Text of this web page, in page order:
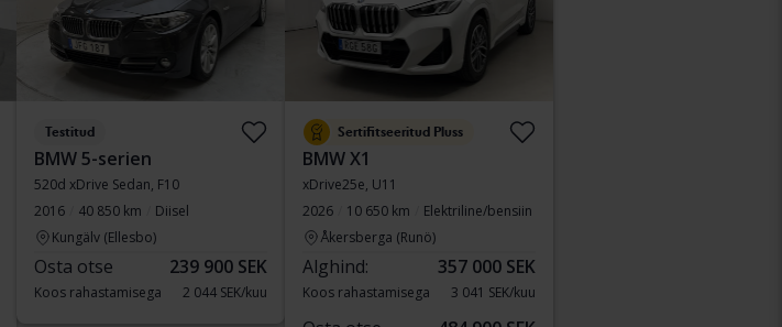
Testitud
BMW 5-serien
520d xDrive Sedan, F10
2016
40 850 km
Diisel
Kungälv (Ellesbo)
Osta otse 239 900 SEK
Koos rahastamisega 2 044 SEK/kuu
Sertifitseeritud Pluss
BMW X1
xDrive25e, U11
2026
10 650 km
Elektriline/bensiin
Åkersberga (Runö)
Alghind: 357 000 SEK
Koos rahastamisega 3 041 SEK/kuu